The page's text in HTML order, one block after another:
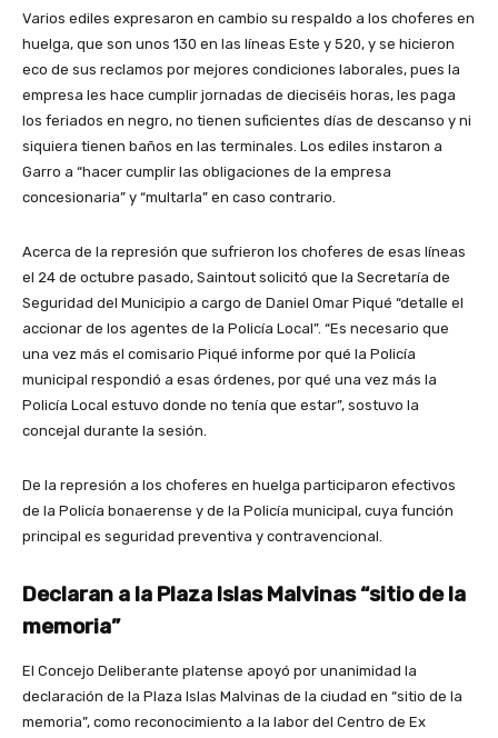
Varios ediles expresaron en cambio su respaldo a los choferes en
huelga, que son unos 130 en las líneas Este y 520, y se hicieron
eco de sus reclamos por mejores condiciones laborales, pues la
empresa les hace cumplir jornadas de dieciséis horas, les paga
los feriados en negro, no tienen suficientes días de descanso y ni
siquiera tienen baños en las terminales. Los ediles instaron a
Garro a “hacer cumplir las obligaciones de la empresa
concesionaria” y “multarla” en caso contrario.
Acerca de la represión que sufrieron los choferes de esas líneas
el 24 de octubre pasado, Saintout solicitó que la Secretaría de
Seguridad del Municipio a cargo de Daniel Omar Piqué “detalle el
accionar de los agentes de la Policía Local”. “Es necesario que
una vez más el comisario Piqué informe por qué la Policía
municipal respondió a esas órdenes, por qué una vez más la
Policía Local estuvo donde no tenía que estar”, sostuvo la
concejal durante la sesión.
De la represión a los choferes en huelga participaron efectivos
de la Policía bonaerense y de la Policía municipal, cuya función
principal es seguridad preventiva y contravencional.
Declaran a la Plaza Islas Malvinas “sitio de la
memoria”
El Concejo Deliberante platense apoyó por unanimidad la
declaración de la Plaza Islas Malvinas de la ciudad en “sitio de la
memoria”, como reconocimiento a la labor del Centro de Ex